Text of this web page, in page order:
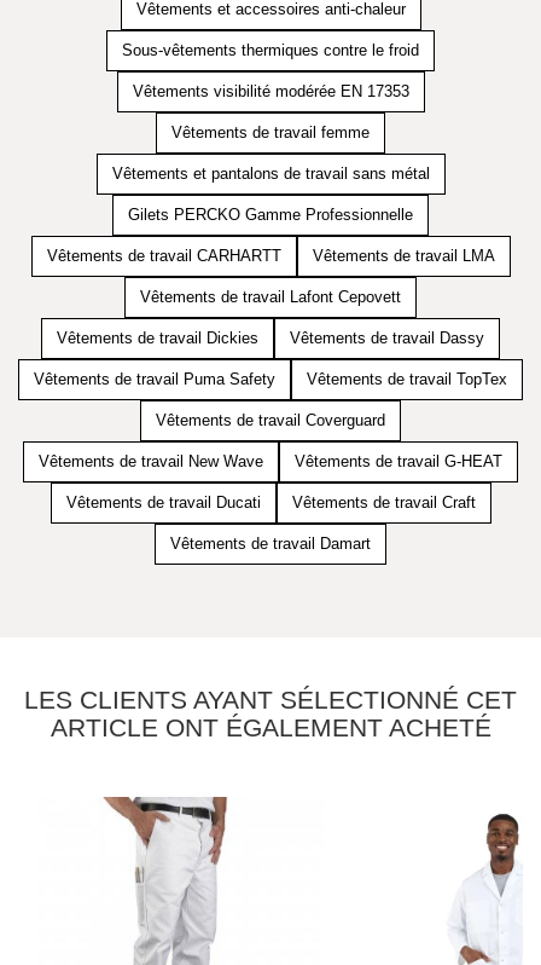
Vêtements et accessoires anti-chaleur
Sous-vêtements thermiques contre le froid
Vêtements visibilité modérée EN 17353
Vêtements de travail femme
Vêtements et pantalons de travail sans métal
Gilets PERCKO Gamme Professionnelle
Vêtements de travail CARHARTT Vêtements de travail LMA
Vêtements de travail Lafont Cepovett
Vêtements de travail Dickies Vêtements de travail Dassy
Vêtements de travail Puma Safety Vêtements de travail TopTex
Vêtements de travail Coverguard
Vêtements de travail New Wave Vêtements de travail G-HEAT
Vêtements de travail Ducati Vêtements de travail Craft
Vêtements de travail Damart
LES CLIENTS AYANT SÉLECTIONNÉ CET
ARTICLE ONT ÉGALEMENT ACHETÉ